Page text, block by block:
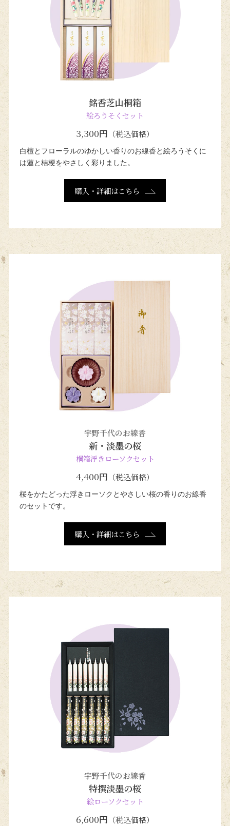
銘香芝山桐箱
絵ろうそくセット
3,300円 （税込価格）
白檀とフローラルのゆかしい香りのお線香と絵ろうそくに
は蓮と桔梗をやさしく彩りました。
購入・詳細はこちら
宇野千代のお線香
新・淡墨の桜
桐箱浮きローソクセット
4,400円 （税込価格）
桜をかたどった浮きローソクとやさしい桜の香りのお線香
のセットです。
購入・詳細はこちら
宇野千代のお線香
特撰淡墨の桜
絵ローソクセット
6,600円 （税込価格）